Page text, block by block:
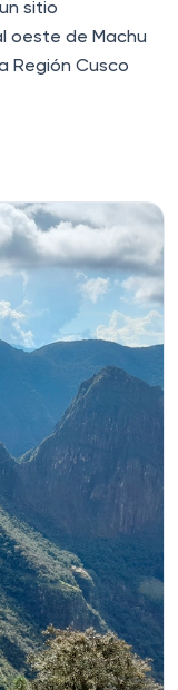
sitio
oeste de Machu
Región Cusco